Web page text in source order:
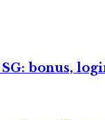
bonus,